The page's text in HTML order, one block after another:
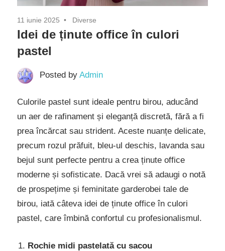
11 iunie 2025 Diverse
Idei de ținute office în culori
pastel
Posted by Admin
Culorile pastel sunt ideale pentru birou, aducând
un aer de rafinament și eleganță discretă, fără a fi
prea încărcat sau strident. Aceste nuanțe delicate,
precum rozul prăfuit, bleu-ul deschis, lavanda sau
bejul sunt perfecte pentru a crea ținute office
moderne și sofisticate. Dacă vrei să adaugi o notă
de prospețime și feminitate garderobei tale de
birou, iată câteva idei de ținute office în culori
pastel, care îmbină confortul cu profesionalismul.
Rochie midi pastelată cu sacou